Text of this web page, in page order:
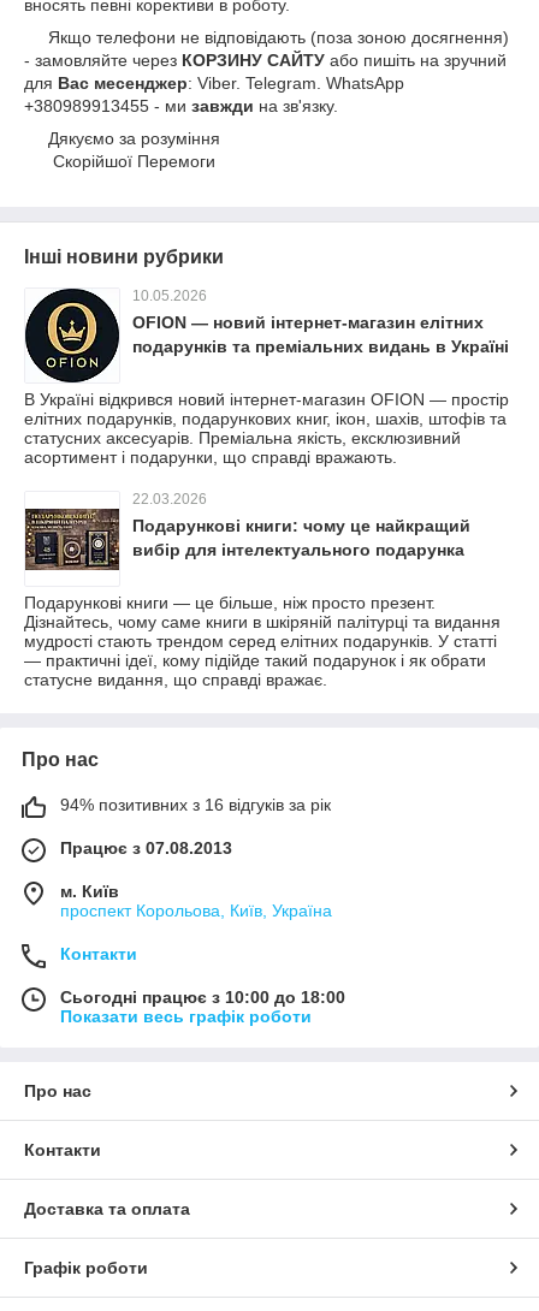
вносять певні корективи в роботу.
Якщо телефони не відповідають (поза зоною досягнення)
- замовляйте через КОРЗИНУ САЙТУ або пишіть на зручний
для Вас месенджер: Viber. Telegram. WhatsApp
+380989913455 - ми завжди на зв'язку.
Дякуємо за розуміння
Скорійшої Перемоги
Інші новини рубрики
10.05.2026
OFION — новий інтернет-магазин елітних
подарунків та преміальних видань в Україні
В Україні відкрився новий інтернет-магазин OFION — простір
елітних подарунків, подарункових книг, ікон, шахів, штофів та
статусних аксесуарів. Преміальна якість, ексклюзивний
асортимент і подарунки, що справді вражають.
22.03.2026
Подарункові книги: чому це найкращий
вибір для інтелектуального подарунка
Подарункові книги — це більше, ніж просто презент.
Дізнайтесь, чому саме книги в шкіряній палітурці та видання
мудрості стають трендом серед елітних подарунків. У статті
— практичні ідеї, кому підійде такий подарунок і як обрати
статусне видання, що справді вражає.
Про нас
94% позитивних з 16 відгуків за рік
Працює з 07.08.2013
м. Київ
проспект Корольова, Київ, Україна
Контакти
Сьогодні працює з 10:00 до 18:00
Показати весь графік роботи
Про нас
Контакти
Доставка та оплата
Графік роботи